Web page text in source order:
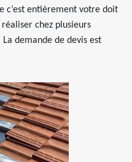
c’est entièrement votre doit
chez plusieurs
demande de devis est